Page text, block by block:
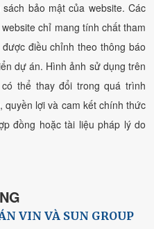
bảo mật của website. Các
chỉ mang tính chất tham
điều chỉnh theo thông báo
dự án. Hình ảnh sử dụng trên
thể thay đổi trong quá trình
quyền lợi và cam kết chính thức
đồng hoặc tài liệu pháp lý do
VIN VÀ SUN GROUP